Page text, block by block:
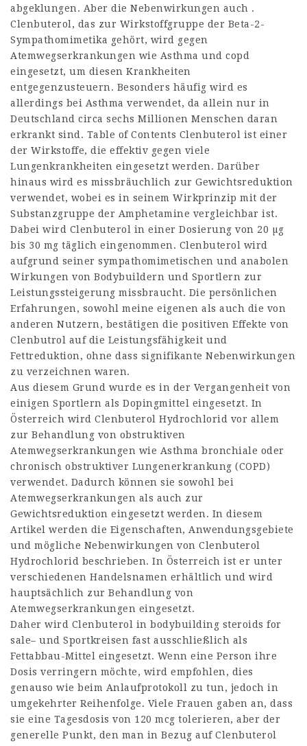
abgeklungen. Aber die Nebenwirkungen auch .
Clenbuterol, das zur Wirkstoffgruppe der Beta-2-
Sympathomimetika gehört, wird gegen
Atemwegserkrankungen wie Asthma und copd
eingesetzt, um diesen Krankheiten
entgegenzusteuern. Besonders häufig wird es
allerdings bei Asthma verwendet, da allein nur in
Deutschland circa sechs Millionen Menschen daran
erkrankt sind. Table of Contents Clenbuterol ist einer
der Wirkstoffe, die effektiv gegen viele
Lungenkrankheiten eingesetzt werden. Darüber
hinaus wird es missbräuchlich zur Gewichtsreduktion
verwendet, wobei es in seinem Wirkprinzip mit der
Substanzgruppe der Amphetamine vergleichbar ist.
Dabei wird Clenbuterol in einer Dosierung von 20 µg
bis 30 mg täglich eingenommen. Clenbuterol wird
aufgrund seiner sympathomimetischen und anabolen
Wirkungen von Bodybuildern und Sportlern zur
Leistungssteigerung missbraucht. Die persönlichen
Erfahrungen, sowohl meine eigenen als auch die von
anderen Nutzern, bestätigen die positiven Effekte von
Clenbutrol auf die Leistungsfähigkeit und
Fettreduktion, ohne dass signifikante Nebenwirkungen
zu verzeichnen waren.
Aus diesem Grund wurde es in der Vergangenheit von
einigen Sportlern als Dopingmittel eingesetzt. In
Österreich wird Clenbuterol Hydrochlorid vor allem
zur Behandlung von obstruktiven
Atemwegserkrankungen wie Asthma bronchiale oder
chronisch obstruktiver Lungenerkrankung (COPD)
verwendet. Dadurch können sie sowohl bei
Atemwegserkrankungen als auch zur
Gewichtsreduktion eingesetzt werden. In diesem
Artikel werden die Eigenschaften, Anwendungsgebiete
und mögliche Nebenwirkungen von Clenbuterol
Hydrochlorid beschrieben. In Österreich ist er unter
verschiedenen Handelsnamen erhältlich und wird
hauptsächlich zur Behandlung von
Atemwegserkrankungen eingesetzt.
Daher wird Clenbuterol in bodybuilding steroids for
sale– und Sportkreisen fast ausschließlich als
Fettabbau-Mittel eingesetzt. Wenn eine Person ihre
Dosis verringern möchte, wird empfohlen, dies
genauso wie beim Anlaufprotokoll zu tun, jedoch in
umgekehrter Reihenfolge. Viele Frauen gaben an, dass
sie eine Tagesdosis von 120 mcg tolerieren, aber der
generelle Punkt, den man in Bezug auf Clenbuterol